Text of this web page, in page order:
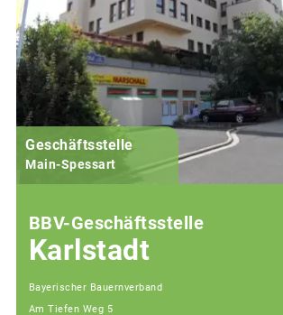
Geschäftsstelle
Main-Spessart
BBV-Geschäftsstelle
Karlstadt
Bayerischer Bauernverband
Am Tiefen Weg 5